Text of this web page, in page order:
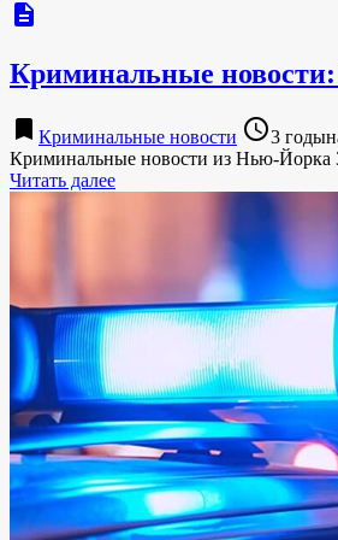
description
Криминальные новости:
bookmark Криминальные новости access_time3
Криминальные новости из Нью-
Читать далее